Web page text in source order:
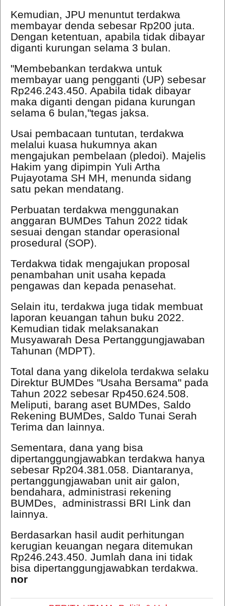
Kemudian, JPU menuntut terdakwa
membayar denda sebesar Rp200 juta.
Dengan ketentuan, apabila tidak dibayar
diganti kurungan selama 3 bulan.
"Membebankan terdakwa untuk
membayar uang pengganti (UP) sebesar
Rp246.243.450. Apabila tidak dibayar
maka diganti dengan pidana kurungan
selama 6 bulan,"tegas jaksa.
Usai pembacaan tuntutan, terdakwa
melalui kuasa hukumnya akan
mengajukan pembelaan (pledoi). Majelis
Hakim yang dipimpin Yuli Artha
Pujayotama SH MH, menunda sidang
satu pekan mendatang.
Perbuatan terdakwa menggunakan
anggaran BUMDes Tahun 2022 tidak
sesuai dengan standar operasional
prosedural (SOP).
Terdakwa tidak mengajukan proposal
penambahan unit usaha kepada
pengawas dan kepada penasehat.
Selain itu, terdakwa juga tidak membuat
laporan keuangan tahun buku 2022.
Kemudian tidak melaksanakan
Musyawarah Desa Pertanggungjawaban
Tahunan (MDPT).
Total dana yang dikelola terdakwa selaku
Direktur BUMDes "Usaha Bersama" pada
Tahun 2022 sebesar Rp450.624.508.
Meliputi, barang aset BUMDes, Saldo
Rekening BUMDes, Saldo Tunai Serah
Terima dan lainnya.
Sementara, dana yang bisa
dipertanggungjawabkan terdakwa hanya
sebesar Rp204.381.058. Diantaranya,
pertanggungjawaban unit air galon,
bendahara, administrasi rekening
BUMDes, administrassi BRI Link dan
lainnya.
Berdasarkan hasil audit perhitungan
kerugian keuangan negara ditemukan
Rp246.243.450. Jumlah dana ini tidak
bisa dipertanggungjawabkan terdakwa.
nor